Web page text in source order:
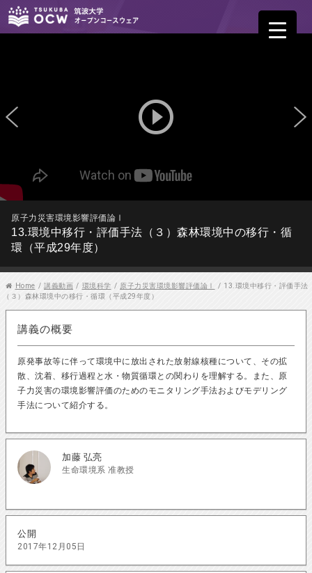
play_circle_outline
原子力災害環境影響評価論Ⅰ
13.環境中移行・評価手法（３）森林環境中の移行・循
環（平成29年度）
Home / 講義動画 / 環境科学 / 原子力災害環境影響評価論Ⅰ / 13.環境中移行・評価手法
（３）森林環境中の移行・循環（平成29年度）
講義の概要
原発事故等に伴って環境中に放出された放射線核種について、その拡
散、沈着、移行過程と水・物質循環との関わりを理解する。また、原
子力災害の環境影響評価のためのモニタリング手法およびモデリング
手法について紹介する。
加藤 弘亮
生命環境系 准教授
公開
2017年12月05日